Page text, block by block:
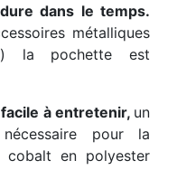
dans le temps.
métalliques
la pochette est
facile à entretenir, un
pour la
cobalt en polyester